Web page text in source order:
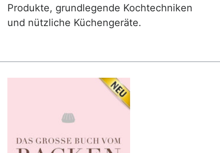
Produkte, grundlegende Kochtechniken
und nützliche Küchengeräte.